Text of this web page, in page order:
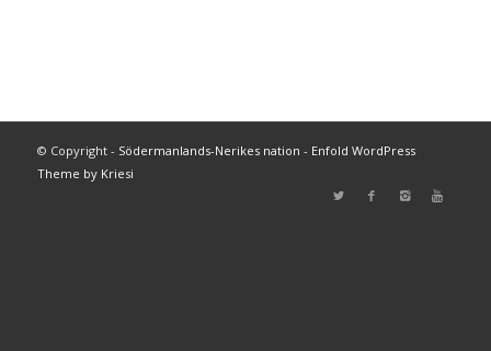
© Copyright - Södermanlands-Nerikes nation - Enfold WordPress
Theme by Kriesi